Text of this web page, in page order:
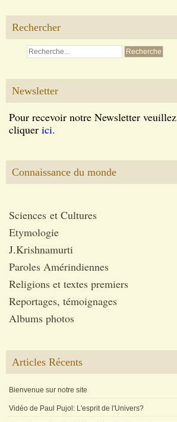
Rechercher
Newsletter
Pour recevoir notre Newsletter veuillez
cliquer ici.
Connaissance du monde
Sciences et Cultures
Etymologie
J.Krishnamurti
Paroles Amérindiennes
Religions et textes premiers
Reportages, témoignages
Albums photos
Articles Récents
Bienvenue sur notre site
Vidéo de Paul Pujol: L'esprit de l'Univers?